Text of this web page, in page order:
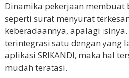
Dinamika pekerjaan membuat
seperti surat menyurat
keberadaannya, apalagi
terintegrasi satu dengan yang
aplikasi SRIKANDI, maka hal
mudah teratasi.